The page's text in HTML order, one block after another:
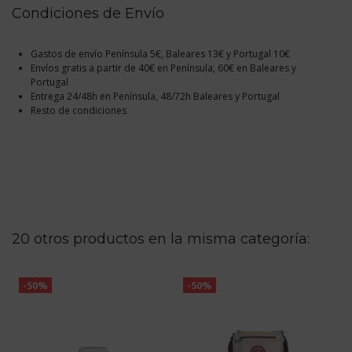
Condiciones de Envío
Gastos de envío Península 5€, Baleares 13€ y Portugal 10€
Envíos gratis a partir de 40€ en Península, 60€ en Baleares y
Portugal
Entrega 24/48h en Península, 48/72h Baleares y Portugal
Resto de condiciones
20 otros productos en la misma categoría:
-50% -50%